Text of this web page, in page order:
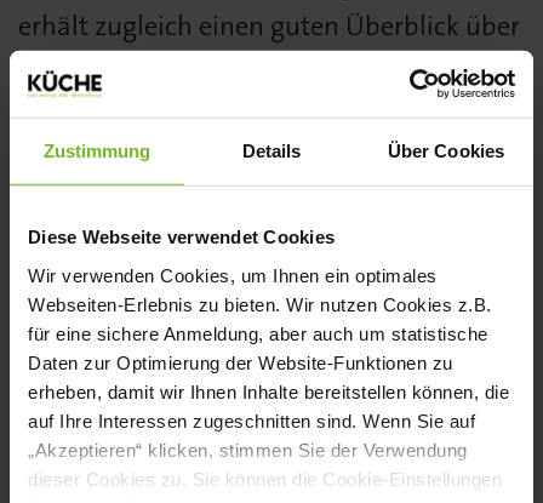
Zustimmung Details Über Cookies
Diese Webseite verwendet Cookies
Wir verwenden Cookies, um Ihnen ein optimales
Webseiten-Erlebnis zu bieten. Wir nutzen Cookies z.B.
für eine sichere Anmeldung, aber auch um statistische
Daten zur Optimierung der Website-Funktionen zu
erheben, damit wir Ihnen Inhalte bereitstellen können, die
auf Ihre Interessen zugeschnitten sind. Wenn Sie auf
„Akzeptieren“ klicken, stimmen Sie der Verwendung
dieser Cookies zu. Sie können die Cookie-Einstellungen
erhält zugleich einen guten Überblick über
alle Inhaltsstoffe und Nährwerte.
www.homann-foodservice.de
wurde von der Fachjury des KÜCHE BEST
PRODUCT AWARDS in der Kategorie
Dressings mit einer Silbermedaille
ausgezeichnet. Alle Gewinner finden Sie
in KÜCHE 8/9 2022.